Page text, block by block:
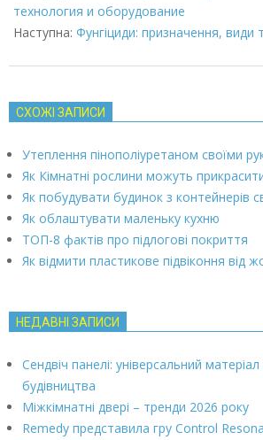
06
технология и оборудование
Наступна: Фунгіциди: призначення, види
СХОЖІ ЗАПИСИ
Утеплення пінополіуретаном своїми
Як Кімнатні рослини можуть
Як побудувати будинок з контейнерів
Як облаштувати маленьку кухню
ТОП-8 фактів про підлогові покриття
Як відмити пластикове підвіконня від
НЕДАВНІ ЗАПИСИ
Сендвіч панелі: універсальний
будівництва
Міжкімнатні двері – тренди 2026 року
Remedy представила гру Control